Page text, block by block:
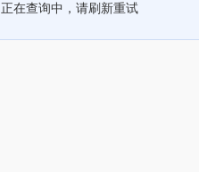
正在查询中，请刷新重试